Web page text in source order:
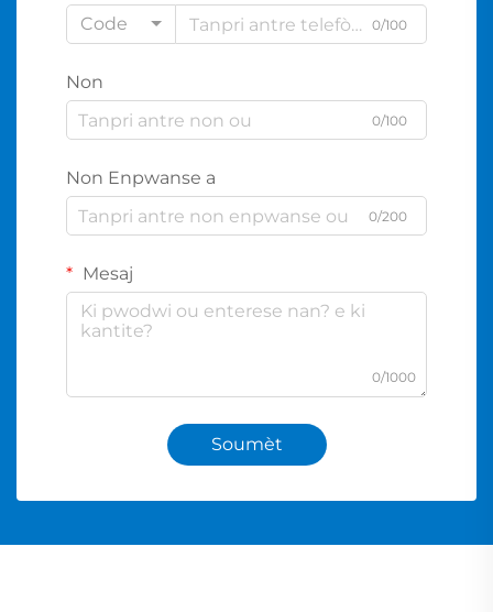
Code
0/100
Non
0/100
Non Enpwanse a
0/200
Mesaj
0/1000
Soumèt